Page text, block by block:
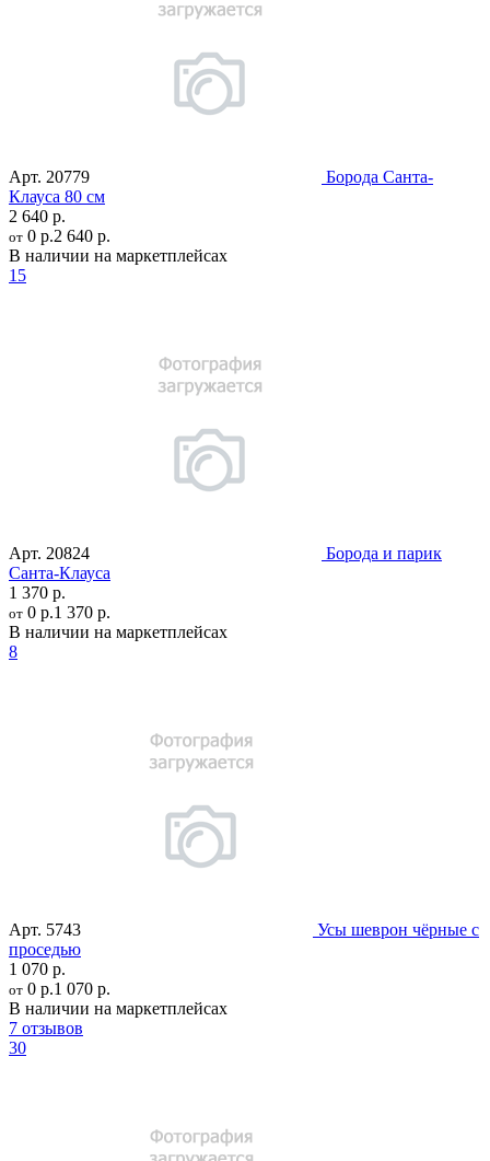
Арт. 20779
Борода Санта-
Клауса 80 см
2 640 р.
от 0 р.2 640 р.
В наличии на маркетплейсах
15
Арт. 20824
Борода и парик
Санта-Клауса
1 370 р.
от 0 р.1 370 р.
В наличии на маркетплейсах
8
Арт. 5743
Усы шеврон чёрные с
проседью
1 070 р.
от 0 р.1 070 р.
В наличии на маркетплейсах
7 отзывов
30